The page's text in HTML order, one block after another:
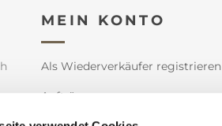
MEIN KONTO
Als Wiederverkäufer registrieren
Aufträge